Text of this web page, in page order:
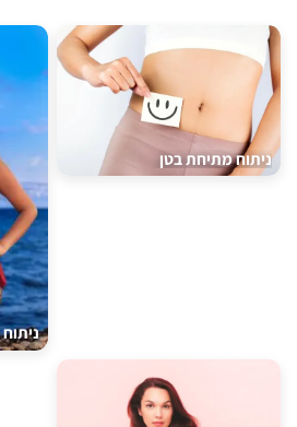
ניתוח מתיחת בטן